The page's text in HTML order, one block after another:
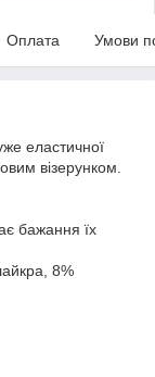
Оплата Умови
еластичної
візерунком.
бажання їх
8%